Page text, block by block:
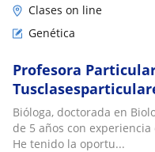
Clases on line
Genética
Profesora
Bióloga, doctorada en
de 5 años con
He tenido la oportu...